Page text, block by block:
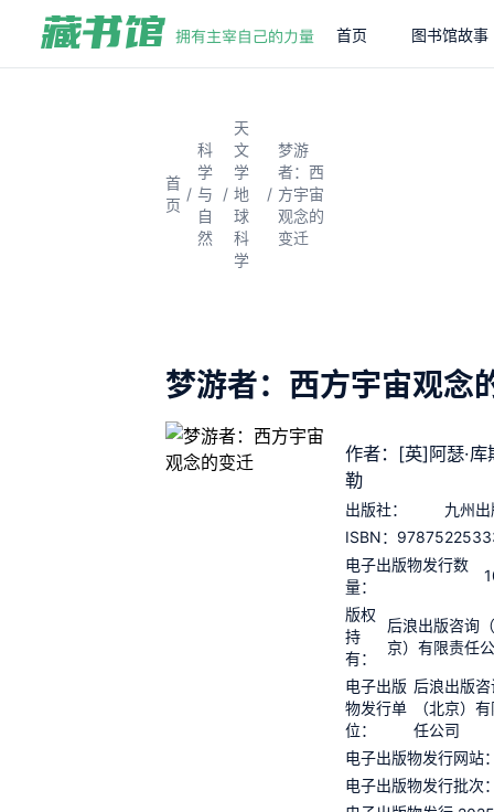
首页 图书馆故事
首
页
/
科
学
与
自
然
/
天
文
学
地
球
科
学
/
梦游
者：西
方宇宙
观念的
变迁
梦游者：西方宇宙观念
作者：[英]阿瑟·库
勒
出版社：
九州
ISBN：
电子出版物发行数
量：
版权
持
有：
后浪出版咨询
京）有限责任
电子出版
物发行单
位：
后浪出版咨
（北京）
任公司
电子出版物发行网站
电子出版物发行批次